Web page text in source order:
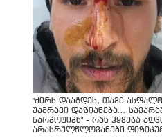
"ძირს დააგდეს, თავი
უამრავი დაზიანება...
ნარკოტიკს" - რას ჰყვება
არასრულწლოვანები